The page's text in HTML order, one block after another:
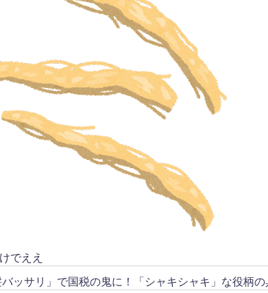
でええ
ッサリ」で国税の鬼に！「シャキシャキ」な役柄の